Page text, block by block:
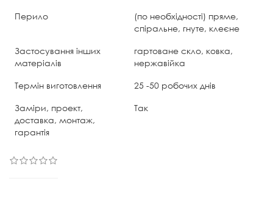
Перило
(по необхідності) пряме,
спіральне, гнуте, клеєне
Застосування інших
матеріалів
гартоване скло, ковка,
нержавійка
Термін виготовлення
25 -50 робочих днів
Заміри, проект,
доставка, монтаж,
гарантія
Так